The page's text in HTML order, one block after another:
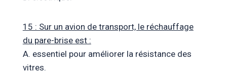
15 : Sur un avion de transport, le réchauffage
du pare-brise est :
A. essentiel pour améliorer la résistance des
vitres.